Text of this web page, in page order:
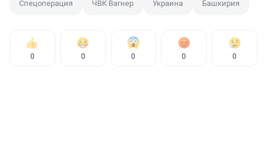
Спецоперация ЧВК Вагнер Украина Башкирия
0 0 0 0 0